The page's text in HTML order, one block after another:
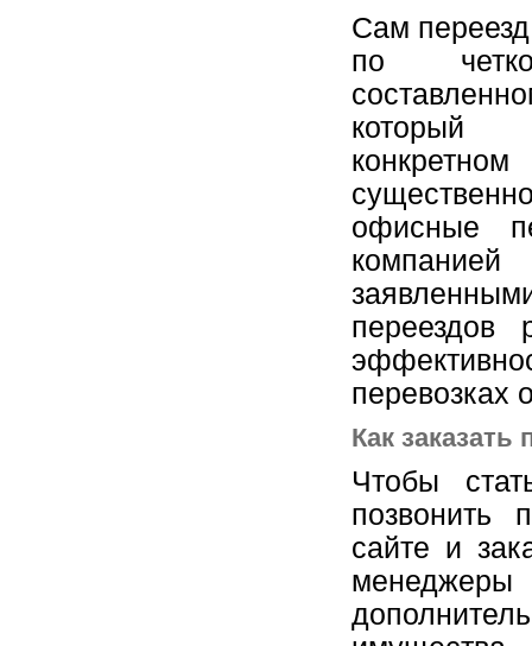
Сам
по
офисные
переездов
перевозках
Как заказать
Чтобы
сайте и
менеджеры